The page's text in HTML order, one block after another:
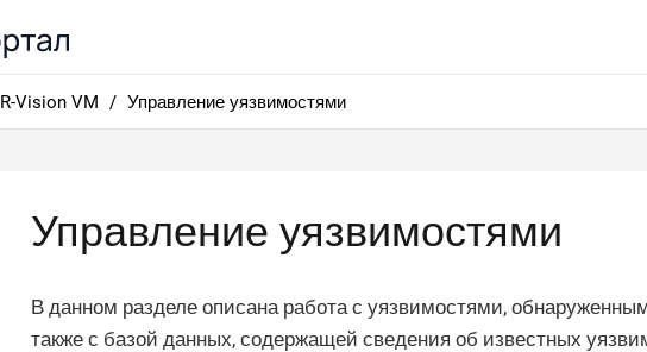
R-Vision VM Управление уязвимостями
Управление уязвимостями
В данном разделе описана работа с уязвимостями,
также с базой данных, содержащей сведения об известных